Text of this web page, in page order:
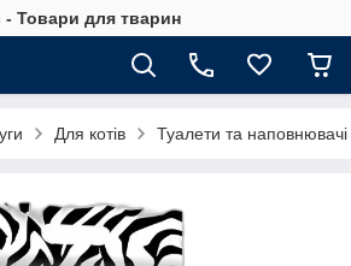
- Товари для тварин
Для котів Туалети та наповнювачі